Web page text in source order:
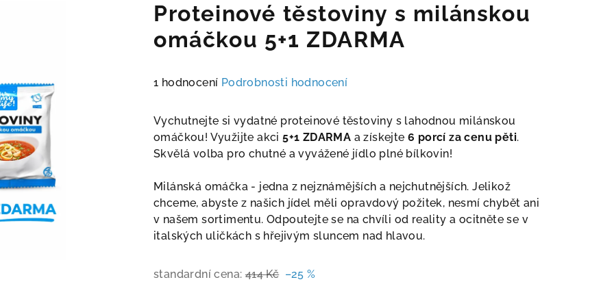
Proteinové těstoviny s milánskou
omáčkou 5+1 ZDARMA
Průměrné
produktu
je
5,0
5
hvězdiček.
1 hodnocení Podrobnosti hodnocení
Vychutnejte si vydatné proteinové těstoviny s lahodnou milánskou
omáčkou! Využijte akci5+1 ZDARMA a získejte6 porcí za cenu pěti.
Skvělá volba pro chutné a vyvážené jídlo plné bílkovin!
Milánská omáčka - jedna z nejznámějších a nejchutnějších. Jelikož
chceme, abyste z našich jídel měli opravdový požitek, nesmí chybět ani
v našem sortimentu. Odpoutejte se na chvíli od reality a ocitněte se v
italských uličkách s hřejivým sluncem nad hlavou.
standardní cena: 414 Kč –25 %